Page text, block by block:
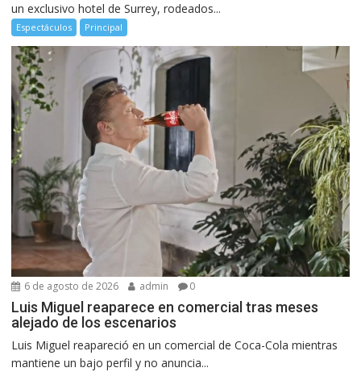
un exclusivo hotel de Surrey, rodeados...
Espectáculos Principal
6 de agosto de 2026 admin 0
Luis Miguel reaparece en comercial tras meses
alejado de los escenarios
Luis Miguel reapareció en un comercial de Coca-Cola mientras
mantiene un bajo perfil y no anuncia...